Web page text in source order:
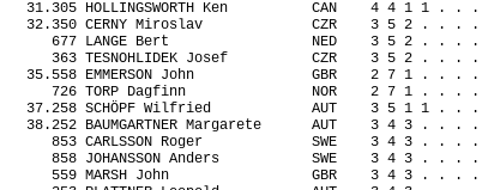
31.305 HOLLINGSWORTH Ken
CAN 4 4 1 1 . .
32.350 CERNY Miroslav
CZR 3 5 2 . . .
677 LANGE Bert
NED 3 5 2 . . .
363 TESNOHLIDEK Josef
CZR 3 5 2 . . .
35.558 EMMERSON John
GBR 2 7 1 . . .
726 TORP Dagfinn
NOR 2 7 1 . . .
37.258 SCHÖPF Wilfried
AUT 3 5 1 1 . .
38.252 BAUMGARTNER Margarete
AUT 3 4 3 . . .
853 CARLSSON Roger
SWE 3 4 3 . . .
858 JOHANSSON Anders
SWE 3 4 3 . . .
559 MARSH John
GBR 3 4 3 . . .